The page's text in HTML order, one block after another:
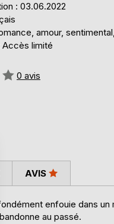
: 03.06.2022
amour,
limité
0 avis
enfouie dans un
au passé.
AVIS